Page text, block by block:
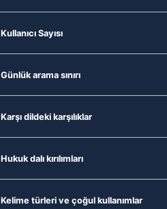
Kullanıcı Sayısı
Günlük arama sınırı
Karşı dildeki karşılıklar
Hukuk dalı kırılımları
Kelime türleri ve çoğul kullanımlar